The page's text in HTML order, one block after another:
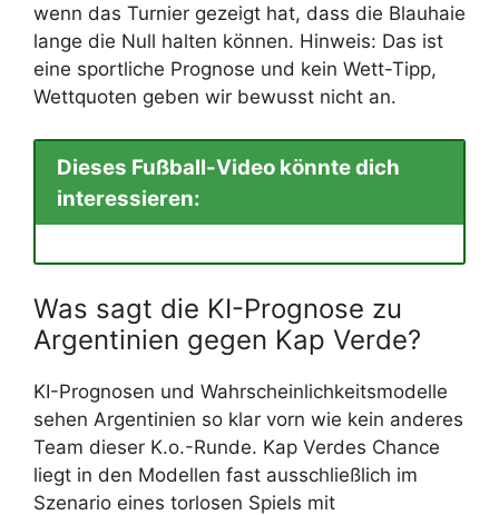
wenn das Turnier gezeigt hat, dass die Blauhaie
lange die Null halten können. Hinweis: Das ist
eine sportliche Prognose und kein Wett-Tipp,
Wettquoten geben wir bewusst nicht an.
Dieses Fußball-Video könnte dich
interessieren:
Was sagt die KI-Prognose zu
Argentinien gegen Kap Verde?
KI-Prognosen und Wahrscheinlichkeitsmodelle
sehen Argentinien so klar vorn wie kein anderes
Team dieser K.o.-Runde. Kap Verdes Chance
liegt in den Modellen fast ausschließlich im
Szenario eines torlosen Spiels mit